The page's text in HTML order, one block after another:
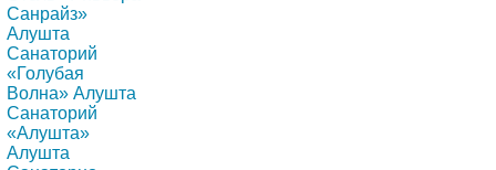
Санрайз»
Алушта
Санаторий
«Голубая
Волна» Алушта
Санаторий
«Алушта»
Алушта